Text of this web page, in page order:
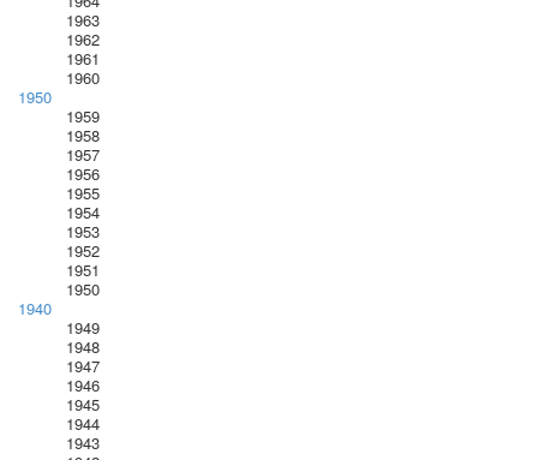
1963
1962
1961
1960
1950
1959
1958
1957
1956
1955
1954
1953
1952
1951
1950
1940
1949
1948
1947
1946
1945
1944
1943